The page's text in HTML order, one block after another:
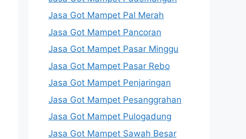
Jasa Got Mampet Pal Merah
Jasa Got Mampet Pancoran
Jasa Got Mampet Pasar Minggu
Jasa Got Mampet Pasar Rebo
Jasa Got Mampet Penjaringan
Jasa Got Mampet Pesanggrahan
Jasa Got Mampet Pulogadung
Jasa Got Mampet Sawah Besar